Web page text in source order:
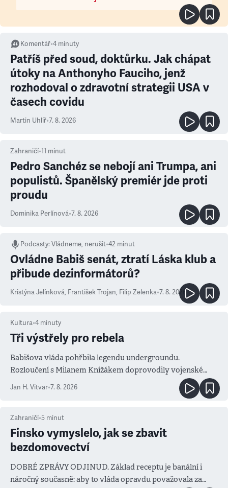
Komentář•4 minuty
Patříš před soud, doktůrku. Jak chápat
útoky na Anthonyho Fauciho, jenž
rozhodoval o zdravotní strategii USA v
časech covidu
Martin Uhlíř•7. 8. 2026
Zahraničí•11 minut
Pedro Sanchéz se nebojí ani Trumpa, ani
populistů. Španělský premiér jde proti
proudu
Dominika Perlínová•7. 8. 2026
Podcasty:Vládneme, nerušit•42 minut
Ovládne Babiš senát, ztratí Láska klub a
přibude dezinformátorů?
Kristýna Jelínková, František Trojan, Filip Zelenka•7. 8. 2026
Kultura•4 minuty
Tři výstřely pro rebela
Babišova vláda pohřbila legendu undergroundu.
Rozloučení s Milanem Knížákem doprovodily vojenské
Jan H. Vitvar•7. 8. 2026
Zahraničí•5 minut
Finsko vymyslelo, jak se zbavit
bezdomovectví
DOBRÉ ZPRÁVY ODJINUD. Základ receptu je banální i
náročný současně: aby to vláda opravdu považovala za